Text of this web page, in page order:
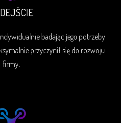
badając jego potrzeby
przyczynił się do rozwoju
firmy.